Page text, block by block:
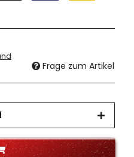
Frage zum Artikel